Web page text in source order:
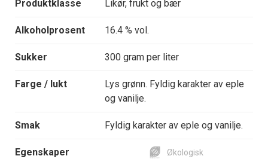
Produktklasse Likør, frukt og bær
Alkoholprosent 16.4 % vol.
Sukker 300 gram per liter
Farge / lukt
Lys grønn. Fyldig karakter av eple
og vanilje.
Smak Fyldig karakter av eple og vanilje.
Egenskaper Økologisk